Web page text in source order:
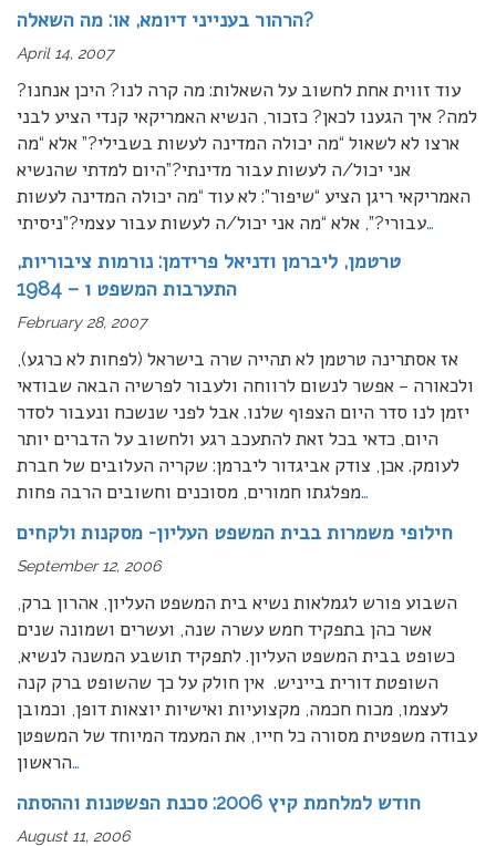
הרהור בענייני דיומא, או: מה השאלה?
April 14, 2007
עוד זווית אחת לחשוב על השאלות: מה קרה לנו? היכן אנחנו?
למה? איך הגענו לכאן? כזכור, הנשיא האמריקאי קנדי הציע לבני
ארצו לא לשאול “מה יכולה המדינה לעשות בשבילי?” אלא “מה
אני יכול/ה לעשות עבור מדינתי?”היום למדתי שהנשיא
האמריקאי ריגן הציע “שיפור”: לא עוד “מה יכולה המדינה לעשות
עבורי?”, אלא “מה אני יכול/ה לעשות עבור עצמי?”ניסיתי…
טרטמן, ליברמן ודניאל פרידמן: נורמות ציבוריות,
התערבות המשפט ו – 1984
February 28, 2007
אז אסתרינה טרטמן לא תהייה שרה בישראל (לפחות לא כרגע),
ולכאורה – אפשר לנשום לרווחה ולעבור לפרשיה הבאה שבודאי
יזמן לנו סדר היום הצפוף שלנו. אבל לפני שנשכח ונעבור לסדר
היום, כדאי בכל זאת להתעכב רגע ולחשוב על הדברים יותר
לעומק. אכן, צודק אביגדור ליברמן: שקריה העלובים של חברת
מפלגתו חמורים, מסוכנים וחשובים הרבה פחות…
חילופי משמרות בבית המשפט העליון- מסקנות ולקחים
September 12, 2006
השבוע פורש לגמלאות נשיא בית המשפט העליון, אהרון ברק,
אשר כהן בתפקיד חמש עשרה שנה, ועשרים ושמונה שנים
כשופט בבית המשפט העליון. לתפקיד תושבע המשנה לנשיא,
השופטת דורית בייניש. אין חולק על כך שהשופט ברק קנה
לעצמו, מכוח חכמה, מקצועיות ואישיות יוצאות דופן, וכמובן
עבודה משפטית מסורה כל חייו, את המעמד המיוחד של המשפטן
הראשון…
חודש למלחמת קיץ 2006: סכנת הפשטנות וההסתה
August 11, 2006